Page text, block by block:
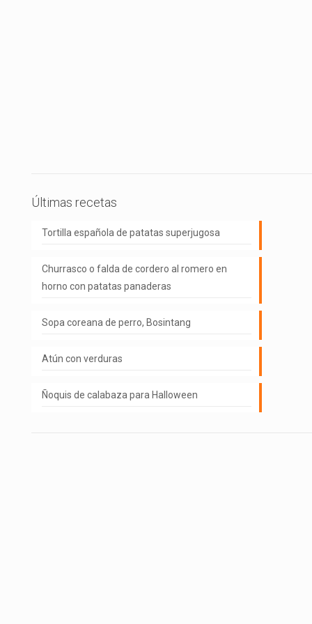
Últimas recetas
Tortilla española de patatas superjugosa
Churrasco o falda de cordero al romero en
horno con patatas panaderas
Sopa coreana de perro, Bosintang
Atún con verduras
Ñoquis de calabaza para Halloween